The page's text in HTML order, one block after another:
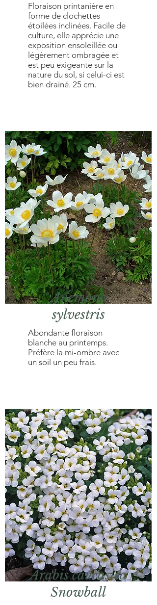
Floraison printanière en
forme de clochettes
étoilées inclinées. Facile de
culture, elle apprécie une
exposition ensoleillée ou
légèrement ombragée et
est peu exigeante sur la
nature du sol, si celui-ci est
bien drainé. 25 cm.
Anemone
sylvestris
Abondante floraison
blanche au printemps.
Préfère la mi-ombre avec
un soil un peu frais.
Arabis caucasica
Snowball